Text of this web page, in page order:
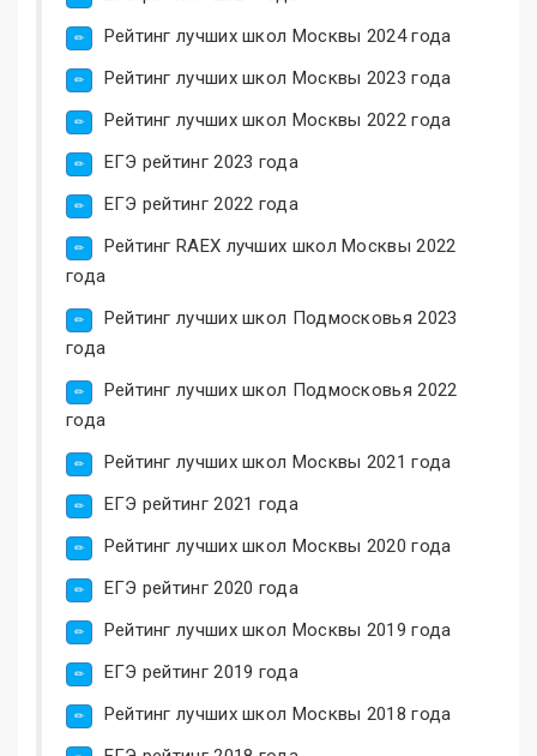
Рейтинг лучших школ Москвы 2024 года
Рейтинг лучших школ Москвы 2023 года
Рейтинг лучших школ Москвы 2022 года
ЕГЭ рейтинг 2023 года
ЕГЭ рейтинг 2022 года
Рейтинг RAEX лучших школ Москвы 2022
года
Рейтинг лучших школ Подмосковья 2023
года
Рейтинг лучших школ Подмосковья 2022
года
Рейтинг лучших школ Москвы 2021 года
ЕГЭ рейтинг 2021 года
Рейтинг лучших школ Москвы 2020 года
ЕГЭ рейтинг 2020 года
Рейтинг лучших школ Москвы 2019 года
ЕГЭ рейтинг 2019 года
Рейтинг лучших школ Москвы 2018 года